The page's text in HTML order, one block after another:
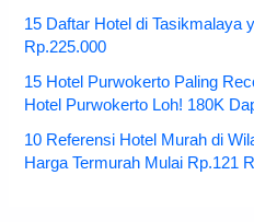
15 Daftar Hotel di Tasikmalaya
Rp.225.000
15 Hotel Purwokerto Paling
Hotel Purwokerto Loh! 180K
10 Referensi Hotel Murah di
Harga Termurah Mulai Rp.121